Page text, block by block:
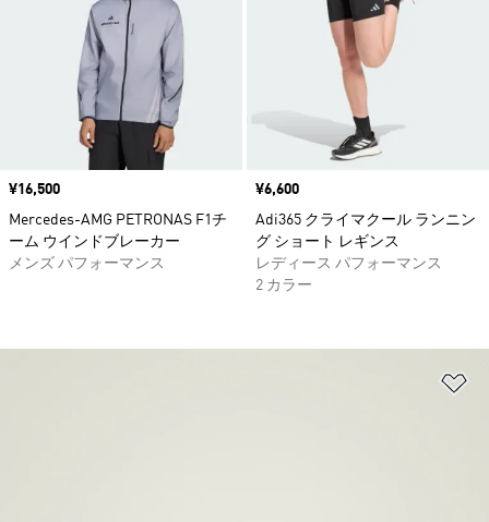
価格
¥16,500
Mercedes-AMG PETRONAS F1チ
ーム ウインドブレーカー
メンズ パフォーマンス
価格
¥6,600
Adi365 クライマクール ランニン
グ ショート レギンス
レディース パフォーマンス
2 カラー